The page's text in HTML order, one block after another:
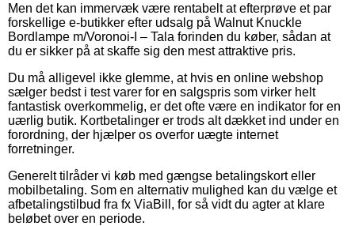
Men det kan immervæk være rentabelt at efterprøve et par
forskellige e-butikker efter udsalg på Walnut Knuckle
Bordlampe m/Voronoi-I – Tala forinden du køber, sådan at
du er sikker på at skaffe sig den mest attraktive pris.
Du må alligevel ikke glemme, at hvis en online webshop
sælger bedst i test varer for en salgspris som virker helt
fantastisk overkommelig, er det ofte være en indikator for en
uærlig butik. Kortbetalinger er trods alt dækket ind under en
forordning, der hjælper os overfor uægte internet
forretninger.
Generelt tilråder vi køb med gængse betalingskort eller
mobilbetaling. Som en alternativ mulighed kan du vælge et
afbetalingstilbud fra fx ViaBill, for så vidt du agter at klare
beløbet over en periode.